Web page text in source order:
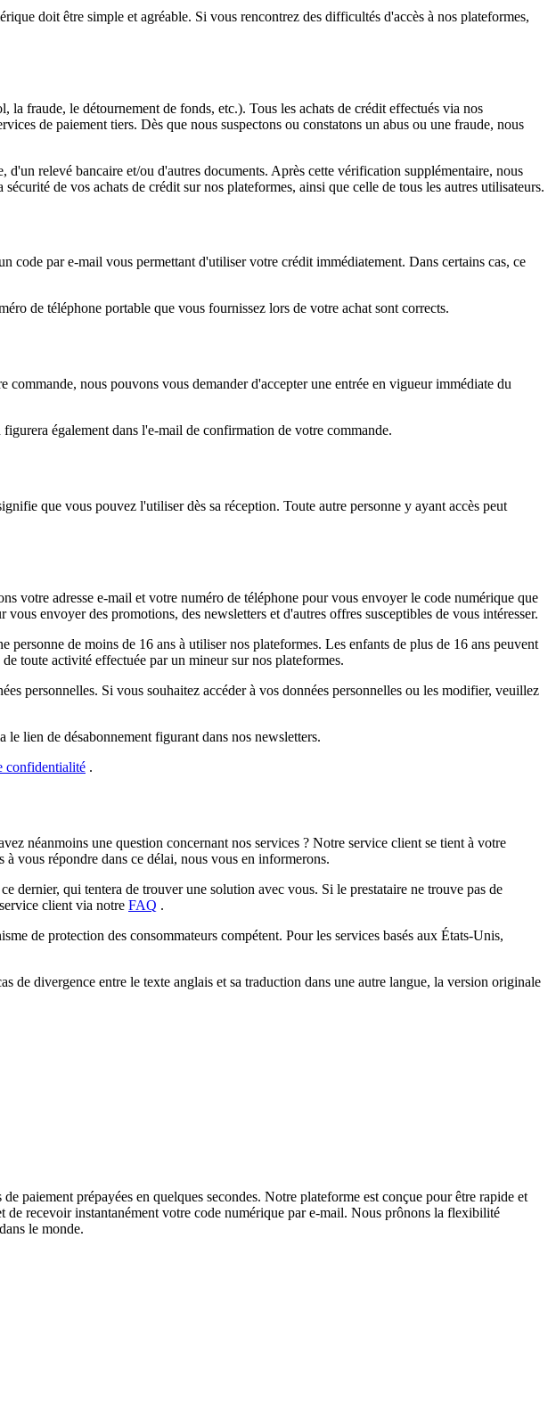
doit être simple et agréable. Si vous rencontrez des difficultés d'accès à nos plateformes,
fraude, le détournement de fonds, etc.). Tous les achats de crédit effectués via nos
de paiement tiers. Dès que nous suspectons ou constatons un abus ou une fraude, nous
relevé bancaire et/ou d'autres documents. Après cette vérification supplémentaire, nous
de vos achats de crédit sur nos plateformes, ainsi que celle de tous les autres utilisateurs.
code par e-mail vous permettant d'utiliser votre crédit immédiatement. Dans certains cas, ce
de téléphone portable que vous fournissez lors de votre achat sont corrects.
nous pouvons vous demander d'accepter une entrée en vigueur immédiate du
également dans l'e-mail de confirmation de votre commande.
que vous pouvez l'utiliser dès sa réception. Toute autre personne y ayant accès peut
votre adresse e-mail et votre numéro de téléphone pour vous envoyer le code numérique que
envoyer des promotions, des newsletters et d'autres offres susceptibles de vous intéresser.
personne de moins de 16 ans à utiliser nos plateformes. Les enfants de plus de 16 ans peuvent
toute activité effectuée par un mineur sur nos plateformes.
personnelles. Si vous souhaitez accéder à vos données personnelles ou les modifier, veuillez
lien de désabonnement figurant dans nos newsletters.
confidentialité .
néanmoins une question concernant nos services ? Notre service client se tient à votre
vous répondre dans ce délai, nous vous en informerons.
dernier, qui tentera de trouver une solution avec vous. Si le prestataire ne trouve pas de
client via notre FAQ .
de protection des consommateurs compétent. Pour les services basés aux États-Unis,
de divergence entre le texte anglais et sa traduction dans une autre langue, la version originale
paiement prépayées en quelques secondes. Notre plateforme est conçue pour être rapide et
recevoir instantanément votre code numérique par e-mail. Nous prônons la flexibilité
le monde.